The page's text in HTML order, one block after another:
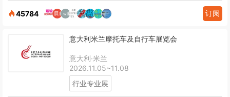
45784 订阅
意大利米兰摩托车及自行车展览会
意大利·米兰
2026.11.05~11.08
行业专业展